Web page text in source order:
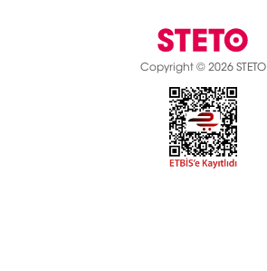
Copyright © 2026 STETO